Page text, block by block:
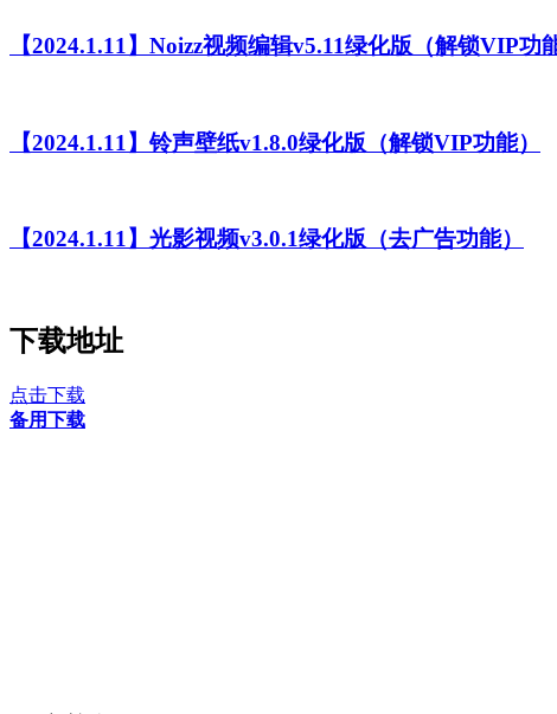
【2024.1.11】Noizz视频编辑v5.11绿化版（解锁VIP功
【2024.1.11】铃声壁纸v1.8.0绿化版（解锁VIP功能）
【2024.1.11】光影视频v3.0.1绿化版（去广告功能）
下载地址
点击下载
备用下载